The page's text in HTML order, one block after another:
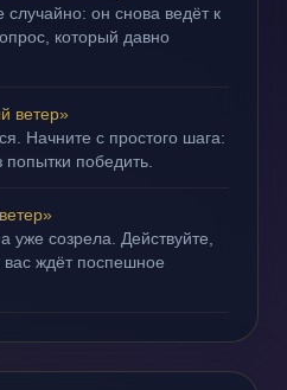
он снова ведёт к
который давно
ветер»
Начните с простого шага:
победить.
уже созрела. Действуйте,
вас ждёт поспешное